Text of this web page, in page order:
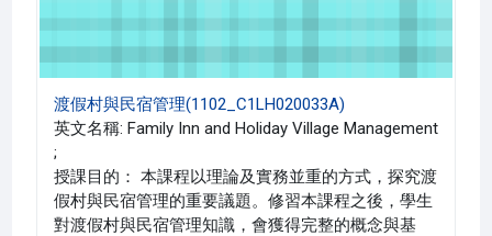
渡假村與民宿管理(1102_C1LH020033A)
英文名稱: Family Inn and Holiday Village Management
;
授課目的： 本課程以理論及實務並重的方式，探究渡
假村與民宿管理的重要議題。修習本課程之後，學生
對渡假村與民宿管理知識，會獲得完整的概念與基